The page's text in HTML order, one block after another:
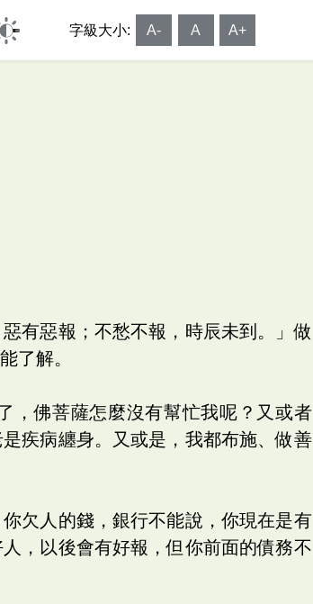
字級大小: A- A A+
有惡報；不愁不報，時辰未到。」做
了解。
，佛菩薩怎麼沒有幫忙我呢？又或者
疾病纏身。又或是，我都布施、做善
欠人的錢，銀行不能說，你現在是有
，以後會有好報，但你前面的債務不